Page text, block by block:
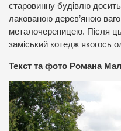
старовинну будівлю
лакованою дерев’яною
металочерепицею. Після
заміський котедж якогось
Текст та фото Романа